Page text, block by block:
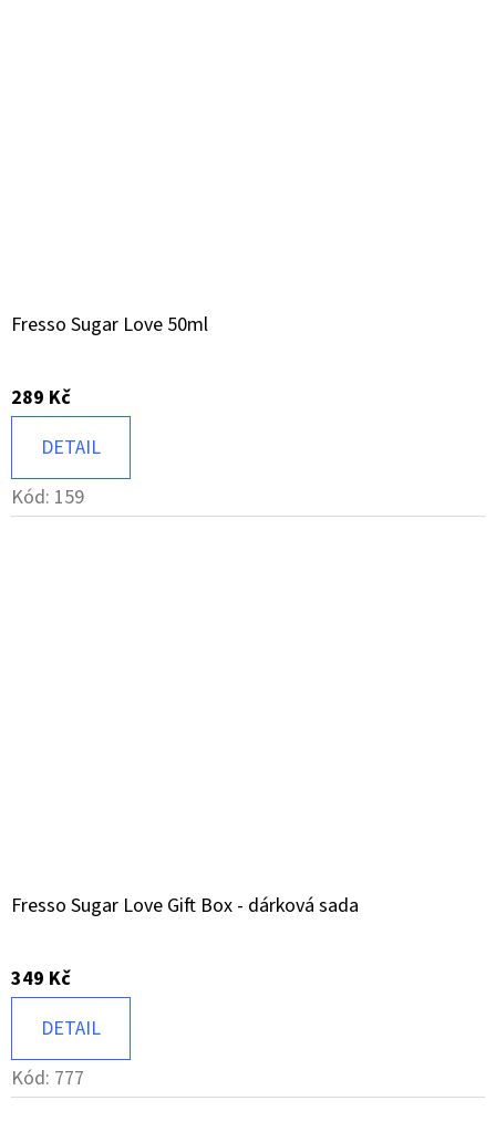
Fresso Sugar Love 50ml
289 Kč
DETAIL
Kód: 159
Fresso Sugar Love Gift Box - dárková sada
349 Kč
DETAIL
Kód: 777